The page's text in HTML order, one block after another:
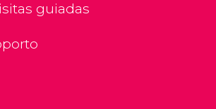
guiadas